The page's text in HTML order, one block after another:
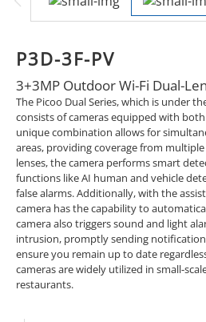
P3D-3F-PV
3+3MP Outdoor Wi-Fi Dual-
The Picoo Dual Series, which is under
consists of cameras equipped with
unique combination allows for
areas, providing coverage from
lenses, the camera performs smart
functions like AI human and vehicle
false alarms. Additionally, with the
camera has the capability to
camera also triggers sound and light
intrusion, promptly sending
ensure you remain up to date
cameras are widely utilized in small-
restaurants.